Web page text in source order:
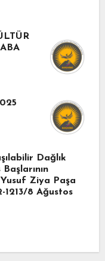
Dağlık
Ziya Paşa
1213/8 Ağustos